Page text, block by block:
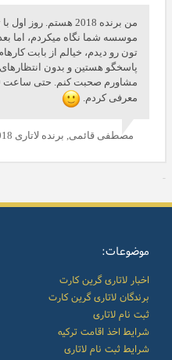
من برنده 2018 هستم.
موسسه شما نگاه میکردم، اما
تون رو دیدم، خیالم از بابت
پاسخگو هستین و بدون انتظارهای
معرفی کردم.
مصطفی قائمی, برنده لاتاری 2018 از تهران
موضوعات:
اخبار لاتاری گرین کارت
برندگان لاتاری گرین کارت
ثبت نام لاتاری
شرایط اخذ اقامت ترکیه
شرایط ثبت نام لاتاری